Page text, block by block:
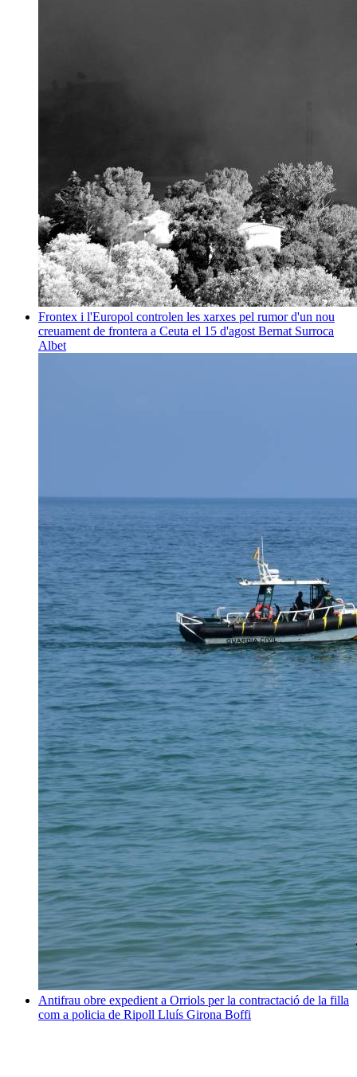
Frontex i l'Europol controlen les xarxes pel rumor d'un nou
creuament de frontera a Ceuta el 15 d'agost Bernat Surroca
Albet
Antifrau obre expedient a Orriols per la contractació de la filla
com a policia de Ripoll Lluís Girona Boffi